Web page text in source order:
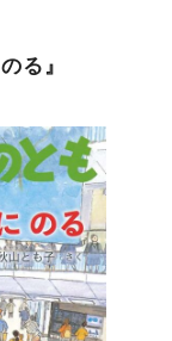
る』